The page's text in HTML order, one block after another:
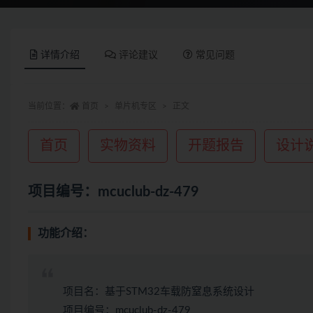
详情介绍 评论建议 常见问题
首页 实物资料 开题报告 设计
项目编号：mcuclub-dz-479
功能介绍：
项目名：基于STM32车载防窒息系统设计
项目编号：mcuclub-dz-479